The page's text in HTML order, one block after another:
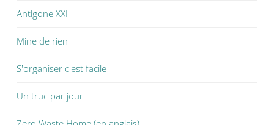
Antigone XXI
Mine de rien
S'organiser c'est facile
Un truc par jour